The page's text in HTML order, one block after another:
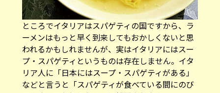
ところでイタリアはスパゲティの国ですから、ラ
ーメンはもっと早く到来してもおかしくないと思
われるかもしれませんが、実はイタリアにはスー
プ・スパゲティというものは存在しません。イタ
リア人に「日本にはスープ・スパゲティがある」
などと言うと「スパゲティが食べている間にのび